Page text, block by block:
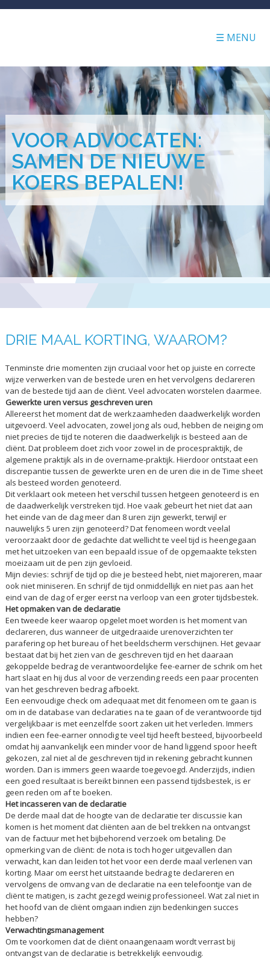
☰ MENU
VOOR ADVOCATEN:
SAMEN DE NIEUWE
KOERS BEPALEN!
DRIE MAAL KORTING, WAAROM?
Tenminste drie momenten zijn cruciaal voor het op juiste en correcte
wijze verwerken van de bestede uren en het vervolgens declareren
van de bestede tijd aan de cliënt. Veel advocaten worstelen daarmee.
Gewerkte uren versus geschreven uren
Allereerst het moment dat de werkzaamheden daadwerkelijk worden
uitgevoerd. Veel advocaten, zowel jong als oud, hebben de neiging om
niet precies de tijd te noteren die daadwerkelijk is besteed aan de
cliënt. Dat probleem doet zich voor zowel in de procespraktijk, de
algemene praktijk als in de overname-praktijk. Hierdoor ontstaat een
discrepantie tussen de gewerkte uren en de uren die in de Time sheet
als besteed worden genoteerd.
Dit verklaart ook meteen het verschil tussen hetgeen genoteerd is en
de daadwerkelijk verstreken tijd. Hoe vaak gebeurt het niet dat aan
het einde van de dag meer dan 8 uren zijn gewerkt, terwijl er
nauwelijks 5 uren zijn genoteerd? Dat fenomeen wordt veelal
veroorzaakt door de gedachte dat wellicht te veel tijd is heengegaan
met het uitzoeken van een bepaald issue of de opgemaakte teksten
moeizaam uit de pen zijn gevloeid.
Mijn devies: schrijf de tijd op die je besteed hebt, niet majoreren, maar
ook niet miniseren. En schrijf de tijd onmiddellijk en niet pas aan het
eind van de dag of erger eerst na verloop van een groter tijdsbestek.
Het opmaken van de declaratie
Een tweede keer waarop opgelet moet worden is het moment van
declareren, dus wanneer de uitgedraaide urenoverzichten ter
parafering op het bureau of het beeldscherm verschijnen. Het gevaar
bestaat dat bij het zien van de geschreven tijd en het daaraan
gekoppelde bedrag de verantwoordelijke fee-earner de schrik om het
hart slaat en hij dus al voor de verzending reeds een paar procenten
van het geschreven bedrag afboekt.
Een eenvoudige check om adequaat met dit fenomeen om te gaan is
om in de database van declaraties na te gaan of de verantwoorde tijd
vergelijkbaar is met eenzelfde soort zaken uit het verleden. Immers
indien een fee-earner onnodig te veel tijd heeft besteed, bijvoorbeeld
omdat hij aanvankelijk een minder voor de hand liggend spoor heeft
gekozen, zal niet al de geschreven tijd in rekening gebracht kunnen
worden. Dan is immers geen waarde toegevoegd. Anderzijds, indien
een goed resultaat is bereikt binnen een passend tijdsbestek, is er
geen reden om af te boeken.
Het incasseren van de declaratie
De derde maal dat de hoogte van de declaratie ter discussie kan
komen is het moment dat cliënten aan de bel trekken na ontvangst
van de factuur met het bijbehorend verzoek om betaling. De
opmerking van de cliënt: de nota is toch hoger uitgevallen dan
verwacht, kan dan leiden tot het voor een derde maal verlenen van
korting. Maar om eerst het uitstaande bedrag te declareren en
vervolgens de omvang van de declaratie na een telefoontje van de
cliënt te matigen, is zacht gezegd weinig professioneel. Wat zal niet in
het hoofd van de cliënt omgaan indien zijn bedenkingen succes
hebben?
Verwachtingsmanagement
Om te voorkomen dat de cliënt onaangenaam wordt verrast bij
ontvangst van de declaratie is betrekkelijk eenvoudig.